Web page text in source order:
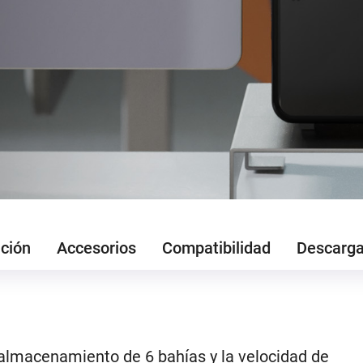
Accesorios Compatibilidad
de 6 bahías y la velocidad de